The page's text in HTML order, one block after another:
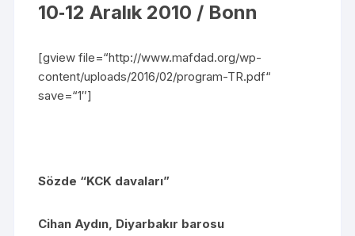
10‐12 Aralık 2010 / Bonn
[gview file=“http://www.mafdad.org/wp-
content/uploads/2016/02/program-TR.pdf“
save=“1″]
Sözde “KCK davaları”
Cihan Aydın, Diyarbakır barosu